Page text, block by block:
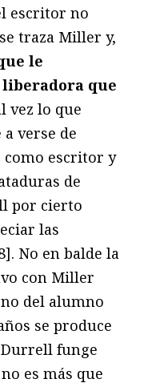
escritor no
traza Miller y,
le
que
vez lo que
verse de
escritor y
de
por cierto
las
No en balde la
con Miller
del alumno
se produce
funge
es más que